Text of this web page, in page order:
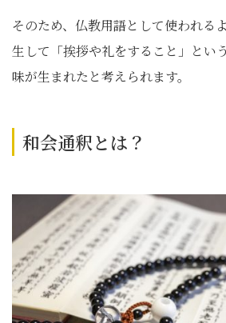
そのため、仏教用語として使われる
生して「挨拶や礼をすること」とい
味が生まれたと考えられます。
和会通釈とは？